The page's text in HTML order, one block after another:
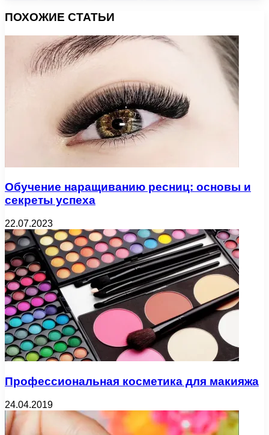
ПОХОЖИЕ СТАТЬИ
Обучение наращиванию ресниц: основы и
секреты успеха
22.07.2023
Профессиональная косметика для макияжа
24.04.2019